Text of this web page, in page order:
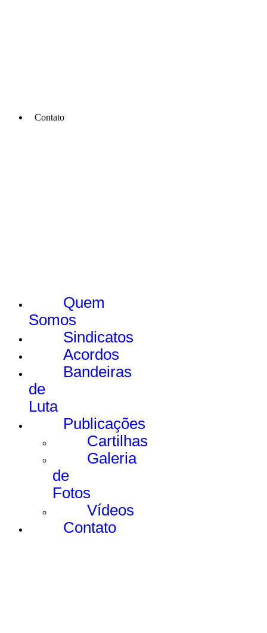
Contato
Quem
Somos
Sindicatos
Acordos
Bandeiras
de
Luta
Publicações
Cartilhas
Galeria
de
Fotos
Vídeos
Contato